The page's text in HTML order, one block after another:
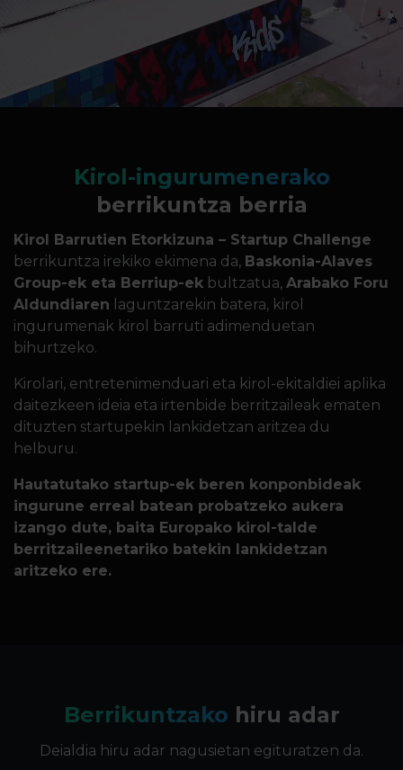
Kirol-ingurumenerako
berrikuntza berria
Kirol Barrutien Etorkizuna – Startup Challenge
berrikuntza irekiko ekimena da, Baskonia-Alaves
Group-ek eta Berriup-ek bultzatua, Arabako Foru
Aldundiaren laguntzarekin batera, kirol
ingurumenak kirol barruti adimenduetan
bihurtzeko.
Kirolari, entretenimenduari eta kirol-ekitaldiei aplika
daitezkeen ideia eta irtenbide berritzaileak ematen
dituzten startupekin lankidetzan aritzea du
helburu.
Hautatutako startup-ek beren konponbideak
ingurune erreal batean probatzeko aukera
izango dute, baita Europako kirol-talde
berritzaileenetariko batekin lankidetzan
aritzeko ere.
Berrikuntzako hiru adar
Deialdia hiru adar nagusietan egituratzen da.